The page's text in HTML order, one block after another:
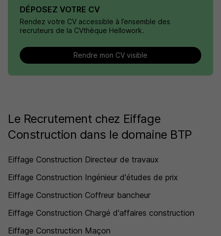
DÉPOSEZ VOTRE CV
Rendez votre CV accessible à l’ensemble des
recruteurs de la CVthèque Hellowork.
Rendre mon CV visible
Le Recrutement chez Eiffage
Construction dans le domaine BTP
Eiffage Construction Directeur de travaux
Eiffage Construction Ingénieur d'études de prix
Eiffage Construction Coffreur bancheur
Eiffage Construction Chargé d'affaires construction
Eiffage Construction Maçon